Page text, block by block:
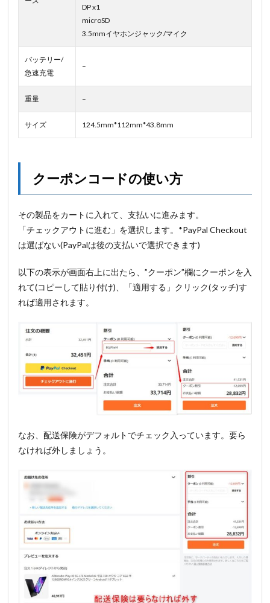
DP x1
microSD
3.5mmイヤホンジャック/マイク
バッテリー/
急速充電
–
重量 –
サイズ 124.5mm*112mm*43.8mm
クーポンコードの使い方
その製品をカートに入れて、支払いに進みます。
「チェックアウトに進む」を選択します。*PayPal Checkout
は選ばない(PayPalは後の支払いで選択できます)
以下の表示が画面右上に出たら、”クーポン”欄にクーポンを入
れて(コピーして貼り付け)、「適用する」クリック(タッチ)す
れば適用されます。
なお、配送保険がデフォルトでチェック入っています。要ら
なければ外しましょう。